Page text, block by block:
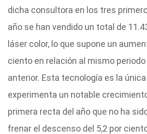
dicha consultora en los tres
año se han vendido un total de
láser color, lo que supone un
ciento en relación al mismo periodo
anterior. Esta tecnología es la
experimenta un notable
primera recta del año que no ha
frenar el descenso del 5,2 por